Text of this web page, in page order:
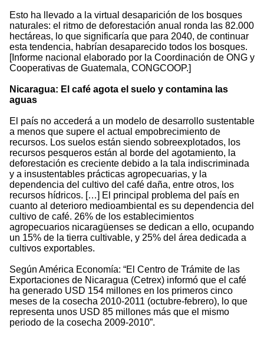
Esto ha llevado a la virtual desaparición de los bosques
naturales: el ritmo de deforestación anual ronda las 82.000
hectáreas, lo que significaría que para 2040, de continuar
esta tendencia, habrían desaparecido todos los bosques.
[Informe nacional elaborado por la Coordinación de ONG y
Cooperativas de Guatemala, CONGCOOP.]
Nicaragua: El café agota el suelo y contamina las
aguas
El país no accederá a un modelo de desarrollo sustentable
a menos que supere el actual empobrecimiento de
recursos. Los suelos están siendo sobreexplotados, los
recursos pesqueros están al borde del agotamiento, la
deforestación es creciente debido a la tala indiscriminada
y a insustentables prácticas agropecuarias, y la
dependencia del cultivo del café daña, entre otros, los
recursos hídricos. […] El principal problema del país en
cuanto al deterioro medioambiental es su dependencia del
cultivo de café. 26% de los establecimientos
agropecuarios nicaragüenses se dedican a ello, ocupando
un 15% de la tierra cultivable, y 25% del área dedicada a
cultivos exportables.
Según América Economía: “El Centro de Trámite de las
Exportaciones de Nicaragua (Cetrex) informó que el café
ha generado USD 154 millones en los primeros cinco
meses de la cosecha 2010-2011 (octubre-febrero), lo que
representa unos USD 85 millones más que el mismo
periodo de la cosecha 2009-2010”.